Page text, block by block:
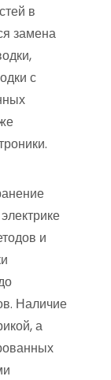
в
замена
с
и
Наличие
а